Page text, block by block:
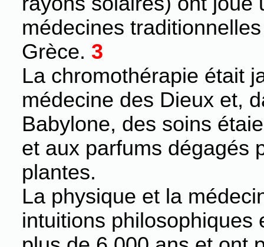
médecines
Grèce. 3
La chromothérapie était
médecine des Dieux et,
Babylone, des soins
et aux parfums dégagés
plantes.
La physique et la
intuitions philosophiques